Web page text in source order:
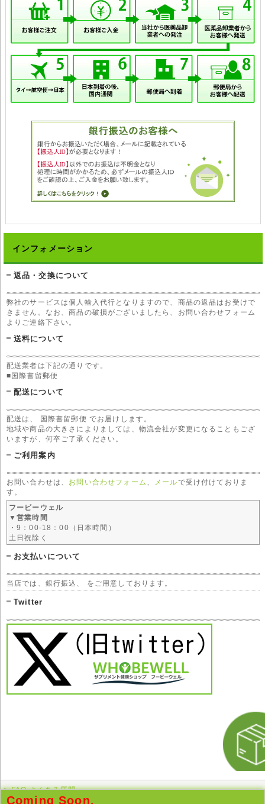
Coming Soon.
インフォメーション
返品・交換について
弊社のサービスは個人輸入代行となりますので、商品の返品はお受けで
きません。なお、商品の破損がございましたら、お問い合わせフォーム
よりご連絡下さい。
送料について
配送業者は下記の通りです。
■国際書留郵便
配送について
配送は、 国際書留郵便 でお届けします。
地域や商品の大きさによりましては、物流会社が変更になることもござ
いますが、何卒ご了承ください。
ご利用案内
お問い合わせは、 お問い合わせフォーム メールで受け付けておりま
す。
フービーウェル
▼営業時間
・9：00-18：00（日本時間）
土日祝除く
お支払いについて
当店では、銀行振込、 をご用意しております。
Twitter
FAQ よくある質問